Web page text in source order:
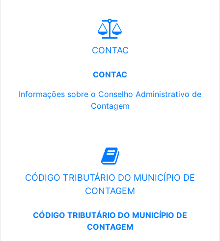
CONTAC
CONTAC
Informações sobre o Conselho Administrativo de
Contagem
CÓDIGO TRIBUTÁRIO DO MUNICÍPIO DE
CONTAGEM
CÓDIGO TRIBUTÁRIO DO MUNICÍPIO DE
CONTAGEM